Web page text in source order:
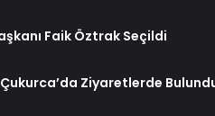
Faik Öztrak Seçildi
Ziyaretlerde